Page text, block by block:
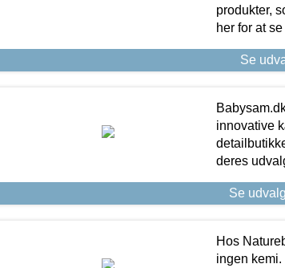
produkter,
her for at
Se
innovative
deres
Se
Hos
ingen